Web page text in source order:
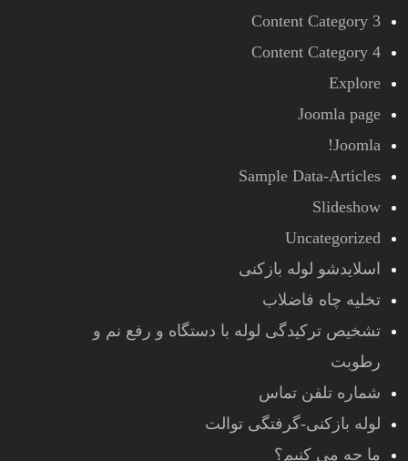
Content Category 3
Content Category 4
Explore
Joomla page
Joomla!
Sample Data-Articles
Slideshow
Uncategorized
اسلایدشو لوله بازکنی
تخلیه چاه فاضلاب
تشخیص ترکیدگی لوله با دستگاه و رفع نم و
رطوبت
شماره تلفن تماس
لوله بازکنی-گرفتگی توالت
ما چه می کنیم؟